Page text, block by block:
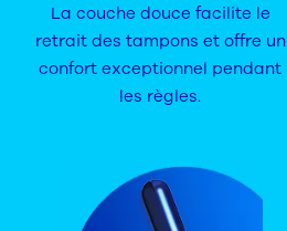
La couche douce facilite le
retrait des tampons et offre un
confort exceptionnel pendant
les règles.